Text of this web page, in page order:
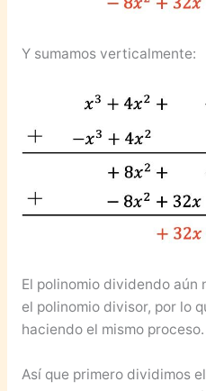
Y sumamos verticalmente:
El polinomio dividendo aún
el polinomio divisor, por lo
haciendo el mismo proceso.
Así que primero dividimos